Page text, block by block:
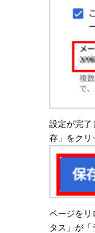
設定が完了
存」をクリ
ページをリ
タス」が